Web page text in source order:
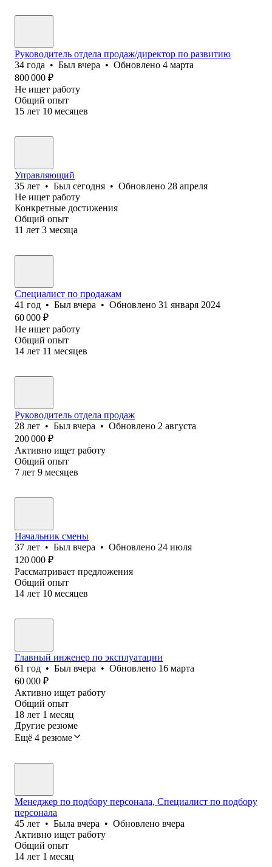
Руководитель отдела продаж/директор по развитию
34 года • Был вчера • Обновлено 4 марта
800 000 ₽
Не ищет работу
Общий опыт
15 лет 10 месяцев
Управляющий
35 лет • Был сегодня • Обновлено 28 апреля
Не ищет работу
Конкретные достижения
Общий опыт
11 лет 3 месяца
Специалист по продажам
41 год • Был вчера • Обновлено 31 января 2024
60 000 ₽
Не ищет работу
Общий опыт
14 лет 11 месяцев
Руководитель отдела продаж
28 лет • Был вчера • Обновлено 2 августа
200 000 ₽
Активно ищет работу
Общий опыт
7 лет 9 месяцев
Начальник смены
37 лет • Был вчера • Обновлено 24 июля
120 000 ₽
Рассматривает предложения
Общий опыт
14 лет 10 месяцев
Главный инженер по эксплуатации
61 год • Был вчера • Обновлено 16 марта
60 000 ₽
Активно ищет работу
Общий опыт
18 лет 1 месяц
Другие резюме
Ещё 4 резюме
Менеджер по подбору персонала, Специалист по подбору
персонала
45 лет • Была вчера • Обновлено вчера
Активно ищет работу
Общий опыт
14 лет 1 месяц